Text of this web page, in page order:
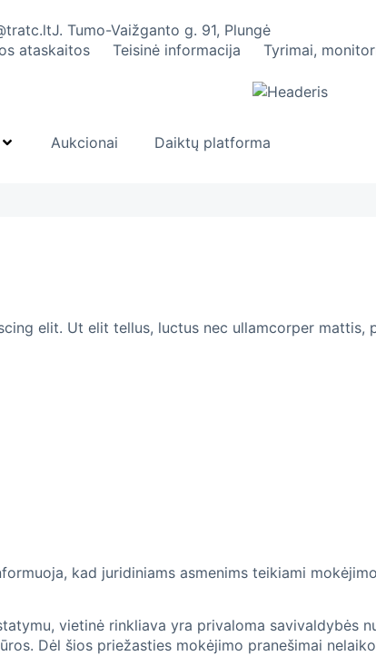
J. Tumo-Vaižganto g. 91, Plungė
ataskaitos
Teisinė informacija Tyrimai,
Aukcionai Daiktų platforma
elit. Ut elit tellus, luctus nec ullamcorper mattis,
kad juridiniams asmenims teikiami
vietinė rinkliava yra privaloma savivaldybės
Dėl šios priežasties mokėjimo pranešimai